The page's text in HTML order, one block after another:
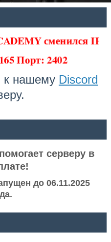
сменился IP
Порт: 2402
к нашему Discord
серверу в
до 06.11.2025